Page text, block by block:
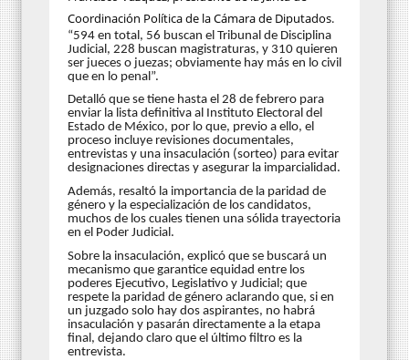
Coordinación Política de la Cámara de Diputados.
“594 en total, 56 buscan el Tribunal de Disciplina
Judicial, 228 buscan magistraturas, y 310 quieren
ser jueces o juezas; obviamente hay más en lo civil
que en lo penal”.
Detalló que se tiene hasta el 28 de febrero para
enviar la lista definitiva al Instituto Electoral del
Estado de México, por lo que, previo a ello, el
proceso incluye revisiones documentales,
entrevistas y una insaculación (sorteo) para evitar
designaciones directas y asegurar la imparcialidad.
Además, resaltó la importancia de la paridad de
género y la especialización de los candidatos,
muchos de los cuales tienen una sólida trayectoria
en el Poder Judicial.
Sobre la insaculación, explicó que se buscará un
mecanismo que garantice equidad entre los
poderes Ejecutivo, Legislativo y Judicial; que
respete la paridad de género aclarando que, si en
un juzgado solo hay dos aspirantes, no habrá
insaculación y pasarán directamente a la etapa
final, dejando claro que el último filtro es la
entrevista.